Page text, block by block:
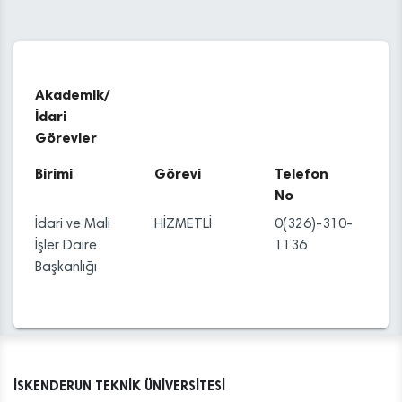
Akademik/
İdari
Görevler
Birimi Görevi
Telefon
No
İdari ve Mali
İşler Daire
Başkanlığı
HİZMETLİ
0(326)-310-
1136
İSKENDERUN TEKNİK ÜNİVERSİTESİ